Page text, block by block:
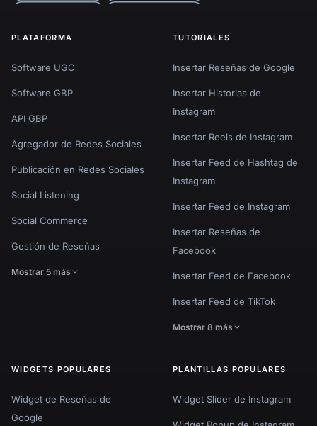
PLATAFORMA
Software UGC
Software GBP
API GBP
Agregador de Redes Sociales
Publicación en Redes Sociales
Social Listening
Social Commerce
Gestión de Reseñas
Mostrar 5 más
TUTORIALES
Insertar Reseñas de Google
Insertar Historias de
Instagram
Insertar Reels de Instagram
Insertar Feed de Hashtag de
Instagram
Insertar Feed de Instagram
Insertar Reseñas de
Facebook
Insertar Feed de Facebook
Insertar Feed de TikTok
Mostrar 8 más
WIDGETS POPULARES
Widget de Reseñas de
Google
PLANTILLAS POPULARES
Widget Slider de Instagram